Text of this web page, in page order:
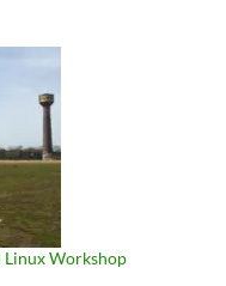
Linux Workshop